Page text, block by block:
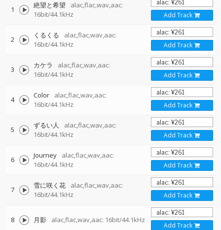
1 絶望と希望
alac,flac,wav,aac:
16bit/44.1kHz
Add Track
2 くるくる
alac,flac,wav,aac:
16bit/44.1kHz
Add Track
3 カケラ
alac,flac,wav,aac:
16bit/44.1kHz
Add Track
4 Color
alac,flac,wav,aac:
16bit/44.1kHz
Add Track
5 ずるい人
alac,flac,wav,aac:
16bit/44.1kHz
Add Track
6 Journey
alac,flac,wav,aac:
16bit/44.1kHz
Add Track
7 雪に咲く花
alac,flac,wav,aac:
16bit/44.1kHz
Add Track
8 月影 alac,flac,wav,aac: 16bit/44.1kHz
Add Track